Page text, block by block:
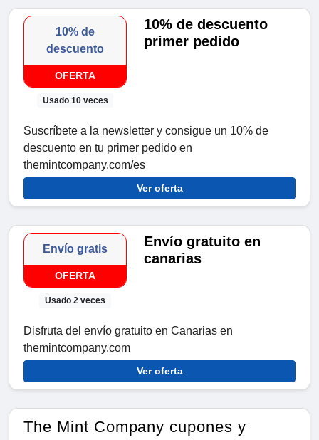
10% de
descuento
OFERTA
Usado 10 veces
10% de descuento
primer pedido
Suscríbete a la newsletter y consigue un 10% de
descuento en tu primer pedido en
themintcompany.com/es
Ver oferta
Envío gratis
OFERTA
Usado 2 veces
Envío gratuito en
canarias
Disfruta del envío gratuito en Canarias en
themintcompany.com
Ver oferta
The Mint Company cupones y